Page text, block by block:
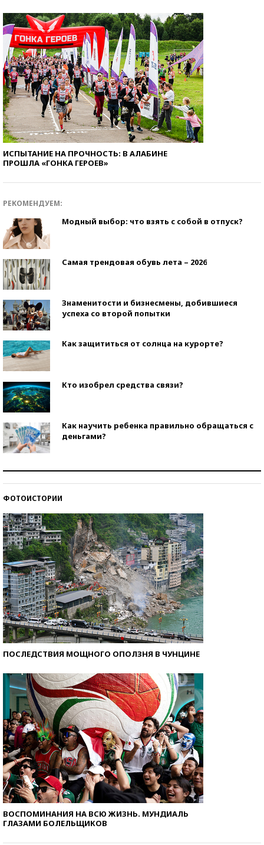
ИСПЫТАНИЕ НА ПРОЧНОСТЬ: В АЛАБИНЕ
ПРОШЛА «ГОНКА ГЕРОЕВ»
РЕКОМЕНДУЕМ:
Модный выбор: что взять с собой в отпуск?
Самая трендовая обувь лета – 2026
Знаменитости и бизнесмены, добившиеся
успеха со второй попытки
Как защититься от солнца на курорте?
Кто изобрел средства связи?
Как научить ребенка правильно обращаться с
деньгами?
ФОТОИСТОРИИ
ПОСЛЕДСТВИЯ МОЩНОГО ОПОЛЗНЯ В ЧУНЦИНЕ
ВОСПОМИНАНИЯ НА ВСЮ ЖИЗНЬ. МУНДИАЛЬ
ГЛАЗАМИ БОЛЕЛЬЩИКОВ